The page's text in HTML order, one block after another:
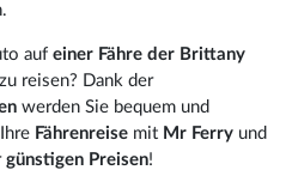
aufeiner Fähre der Brittany
zu reisen? Dank der
werden Sie bequem und
Fährenreise mit Mr Ferry und
günstigen Preisen!